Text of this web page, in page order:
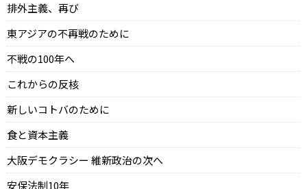
排外主義、再び
東アジアの不再戦のために
不戦の100年へ
これからの反核
新しいコトバのために
食と資本主義
大阪デモクラシー 維新政治の次へ
安保法制10年